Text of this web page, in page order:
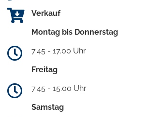
Verkauf
Montag bis Donnerstag
7.45 - 17.00 Uhr
Freitag
7.45 - 15.00 Uhr
Samstag